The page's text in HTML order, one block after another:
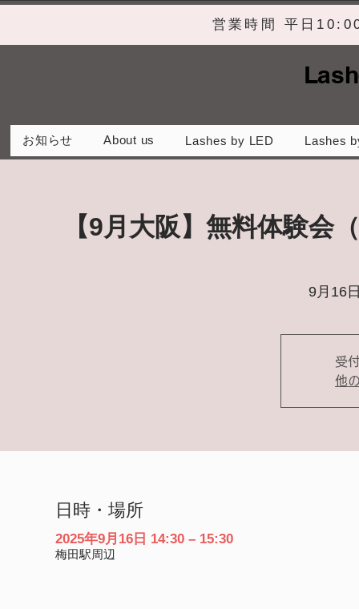
営業時間 平日
お知らせ About us Lashes by LED Lashes
【9月大阪】無料体験会
9月16
受
他
日時・場所
2025年9月16日 14:30 – 15:30
梅田駅周辺